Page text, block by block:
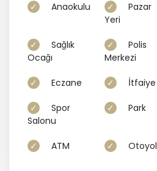
Anaokulu
Pazar
Yeri
Sağlık
Ocağı
Polis
Merkezi
Eczane İtfaiye
Spor
Salonu
Park
ATM Otoyol